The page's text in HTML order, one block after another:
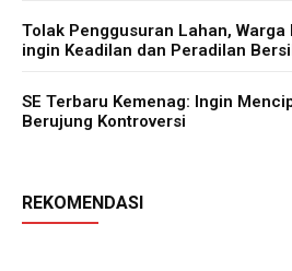
Tolak Penggusuran Lahan, Warga
ingin Keadilan dan Peradilan
SE Terbaru Kemenag: Ingin
Berujung Kontroversi
REKOMENDASI